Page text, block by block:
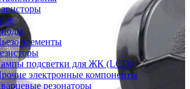
элементы
подсветки для ЖК (LCD)
электронные компоненты
резонаторы